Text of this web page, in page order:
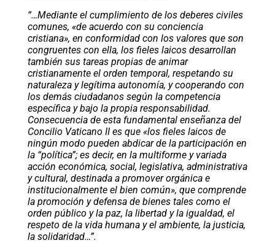
“…Mediante el cumplimiento de los deberes civiles
comunes, «de acuerdo con su conciencia
cristiana», en conformidad con los valores que son
congruentes con ella, los fieles laicos desarrollan
también sus tareas propias de animar
cristianamente el orden temporal, respetando su
naturaleza y legítima autonomía, y cooperando con
los demás ciudadanos según la competencia
específica y bajo la propia responsabilidad.
Consecuencia de esta fundamental enseñanza del
Concilio Vaticano II es que «los fieles laicos de
ningún modo pueden abdicar de la participación en
la “política”; es decir, en la multiforme y variada
acción económica, social, legislativa, administrativa
y cultural, destinada a promover orgánica e
institucionalmente el bien común», que comprende
la promoción y defensa de bienes tales como el
orden público y la paz, la libertad y la igualdad, el
respeto de la vida humana y el ambiente, la justicia,
la solidaridad…”.